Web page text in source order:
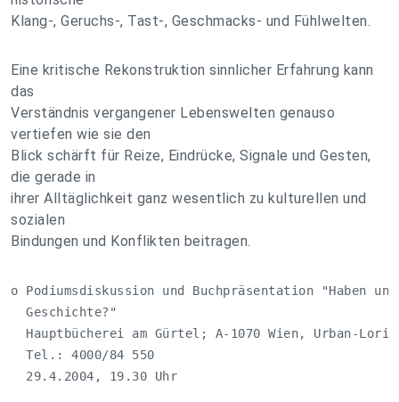
Klang-, Geruchs-, Tast-, Geschmacks- und Fühlwelten.
Eine kritische Rekonstruktion sinnlicher Erfahrung kann
das
Verständnis vergangener Lebenswelten genauso
vertiefen wie sie den
Blick schärft für Reize, Eindrücke, Signale und Gesten,
die gerade in
ihrer Alltäglichkeit ganz wesentlich zu kulturellen und
sozialen
Bindungen und Konflikten beitragen.
o Podiumsdiskussion und Buchpräsentation "Haben
  Geschichte?"
Hauptbücherei am Gürtel; A-1070 Wien, Urban-
  Tel.: 4000/84 550
  29.4.2004, 19.30 Uhr